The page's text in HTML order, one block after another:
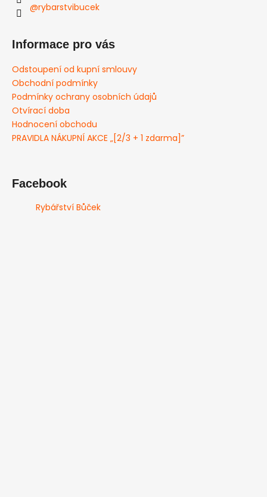
@rybarstvibucek
Informace pro vás
Odstoupení od kupní smlouvy
Obchodní podmínky
Podmínky ochrany osobních údajů
Otvírací doba
Hodnocení obchodu
PRAVIDLA NÁKUPNÍ AKCE „[2/3 + 1 zdarma]”
Facebook
Rybářství Bůček